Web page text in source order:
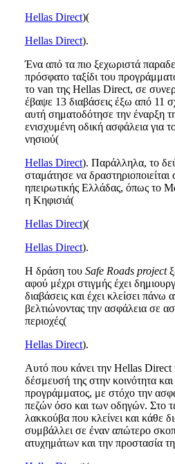
Hellas Direct)​(
Hellas Direct).
Ένα από τα πιο ξεχωριστά
πρόσφατο ταξίδι του
το van της Hellas Direct, σε
έβαψε 13 διαβάσεις έξω από 11
αυτή σηματοδότησε την έναρξη
ενισχυμένη οδική ασφάλεια για
νησιού​(
Hellas Direct). Παράλληλα, το
σταμάτησε να
ηπειρωτικής Ελλάδας, όπως το
η Κηφισιά​(
Hellas Direct)​(
Hellas Direct).
Η δράση του Safe Roads project
αφού μέχρι στιγμής έχει
διαβάσεις και έχει κλείσει
βελτιώνοντας την ασφάλεια σε
περιοχές​(
Hellas Direct).
Αυτό που κάνει την Hellas Direct
δέσμευσή της στην κοινότητα
προγράμματος, με στόχο την
πεζών όσο και των οδηγών. Στο
λακκούβα που κλείνει και κάθε
συμβάλλει σε έναν απώτερο
ατυχημάτων και την προστασία